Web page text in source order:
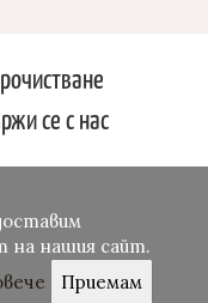
се с нас
Osetin
на нашия сайт.